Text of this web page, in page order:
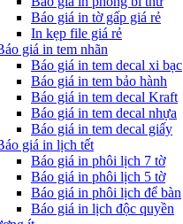
Báo giá in tờ gấp giá rẻ
In kẹp file giá rẻ
giá in tem nhãn
Báo giá in tem decal xi bạc
Báo giá in tem bảo hành
Báo giá in tem decal Kraft
Báo giá in tem decal nhựa
Báo giá in tem decal giấy
giá in lịch tết
Báo giá in phôi lịch 7 tờ
Báo giá in phôi lịch 5 tờ
Báo giá in phôi lịch để bàn
Báo giá in lịch độc quyền